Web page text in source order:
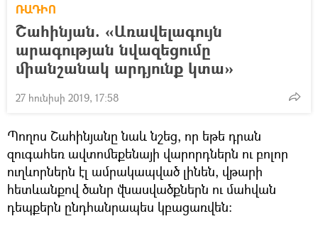
ՌԱԴԻՈ
Շահինյան. «Առավելագույն
արագության նվազեցումը
միանշանակ արդյունք կտա»
27 հունիսի 2019, 17:58
Պողոս Շահինյանը նաև նշեց, որ եթե դրան
զուգահեռ ավտոմեքենայի վարորդներն ու բոլոր
ուղևորներն էլ ամրակապված լինեն, վթարի
հետևանքով ծանր վնասվածքներն ու մահվան
դեպքերն ընդհանրապես կբացառվեն։